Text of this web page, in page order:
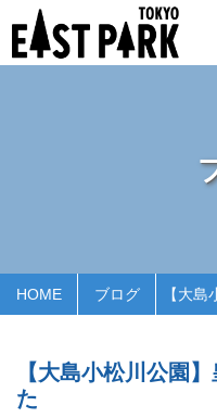
HOME ブログ
【大島小松川公園
た